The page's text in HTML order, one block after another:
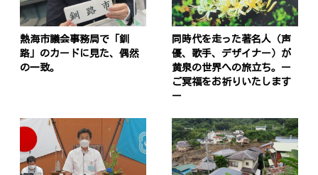
熱海市議会事務局で「釧
路」のカードに見た、偶然
の一致。
同時代を走った著名人（声
優、歌手、デザイナー）が
黄泉の世界への旅立ち。ー
ご冥福をお祈りいたします
ー